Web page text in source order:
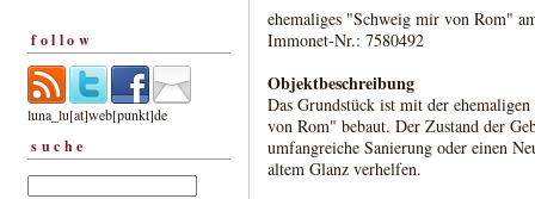
follow
luna_lu[at]web[punkt]de
suche
ehemaliges "Schweig mir von Rom"
Immonet-Nr.: 7580492
Objektbeschreibung
Das Grundstück ist mit der
von Rom" bebaut. Der Zustand der
umfangreiche Sanierung oder einen
altem Glanz verhelfen.